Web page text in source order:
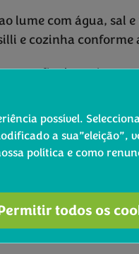
lume com água, sal
e cozinha conforme
um fio de azeite.
deixa que
em quartos.
cherry cozinham um
envolve,
possível.
a sua”eleição”,
política e como
todos os